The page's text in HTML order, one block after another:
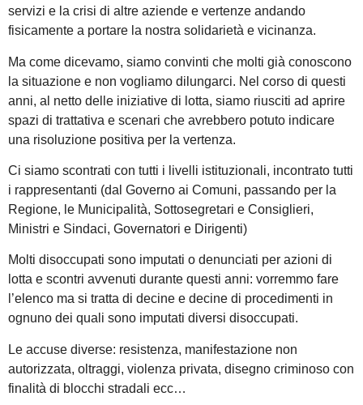
servizi e la crisi di altre aziende e vertenze andando
fisicamente a portare la nostra solidarietà e vicinanza.
Ma come dicevamo, siamo convinti che molti già conoscono
la situazione e non vogliamo dilungarci. Nel corso di questi
anni, al netto delle iniziative di lotta, siamo riusciti ad aprire
spazi di trattativa e scenari che avrebbero potuto indicare
una risoluzione positiva per la vertenza.
Ci siamo scontrati con tutti i livelli istituzionali, incontrato tutti
i rappresentanti (dal Governo ai Comuni, passando per la
Regione, le Municipalità, Sottosegretari e Consiglieri,
Ministri e Sindaci, Governatori e Dirigenti)
Molti disoccupati sono imputati o denunciati per azioni di
lotta e scontri avvenuti durante questi anni: vorremmo fare
l’elenco ma si tratta di decine e decine di procedimenti in
ognuno dei quali sono imputati diversi disoccupati.
Le accuse diverse: resistenza, manifestazione non
autorizzata, oltraggi, violenza privata, disegno criminoso con
finalità di blocchi stradali ecc…